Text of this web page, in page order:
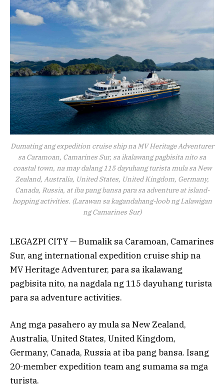
Dumating ang expedition cruise ship na MV Heritage Adventurer
sa Caramoan, Camarines Sur, sa ikalawang pagbisita nito sa
coastal town, na may dalang 115 dayuhang turista mula sa New
Zealand, Australia, United States, United Kingdom, Germany,
Canada, Russia, at iba pang bansa para sa adventure at island-
hopping activities. (Larawan sa kagandahang-loob ng Lalawigan
ng Camarines Sur)
LEGAZPI CITY — Bumalik sa Caramoan, Camarines
Sur, ang international expedition cruise ship na
MV Heritage Adventurer, para sa ikalawang
pagbisita nito, na nagdala ng 115 dayuhang turista
para sa adventure activities.
Ang mga pasahero ay mula sa New Zealand,
Australia, United States, United Kingdom,
Germany, Canada, Russia at iba pang bansa. Isang
20-member expedition team ang sumama sa mga
turista.